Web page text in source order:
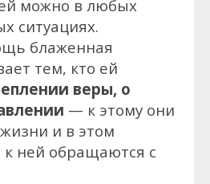
можно в любых
ситуациях.
блаженная
тем, кто ей
веры, о
— к этому они
и в этом
к ней обращаются с